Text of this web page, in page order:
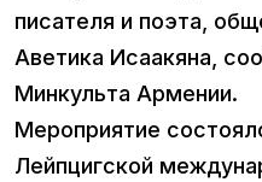
писателя и поэта,
Аветика Исаакяна,
Минкульта Армении.
Мероприятие
Лейпцигской